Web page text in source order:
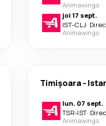
Animawings
joi 17 sept.
IST-CLJ·
Animawings
Timișoara-
lun. 07 sept.
TSR-IST·
Animawings